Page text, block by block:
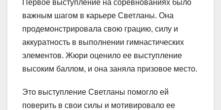
Первое выступление на соревнованиях было
важным шагом в карьере Светланы. Она
продемонстрировала свою грацию, силу и
аккуратность в выполнении гимнастических
элементов. Жюри оценило ее выступление
высоким баллом, и она заняла призовое место.
Это выступление Светланы помогло ей
поверить в свои силы и мотивировало ее